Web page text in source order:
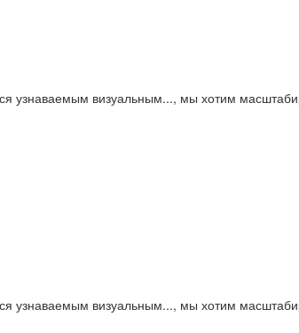
узнаваемым визуальным..., мы хотим
узнаваемым визуальным..., мы хотим